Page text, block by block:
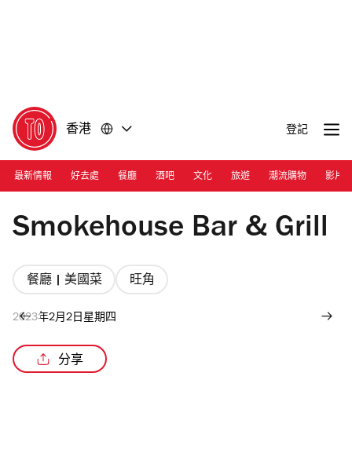
香港 登記
最新情報 好去處 餐廳 酒吧 文化 旅遊 潮流購物 影片
Photograph: Courtesy Smokehouse Bar & Grill
Smokehouse Bar & Grill
餐廳 | 美國菜 旺角
2023年2月2日星期四
分享